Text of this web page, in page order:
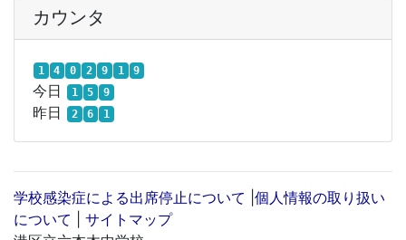
カウンタ
1 4 0 2 9 1 9
今日 1 5 9
昨日 2 6 1
学校感染症による出席停止について 個人情報の取り扱い
について
サイトマップ